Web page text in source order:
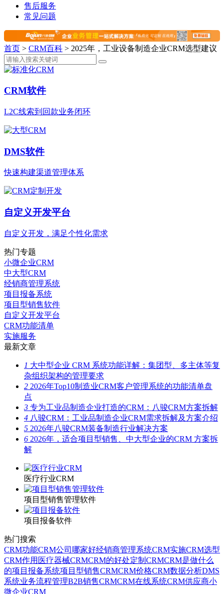
售后服务
常见问题
首页 > CRM百科 > 2025年，工业设备制造企业CRM选型建议
CRM软件
L2C线索到回款业务闭环
DMS软件
快速构建渠道管理体系
自定义开发平台
自定义开发，满足个性化需求
热门专题
小微企业CRM
中大型CRM
经销商管理系统
项目报备系统
项目型销售软件
自定义开发平台
CRM功能清单
实施服务
最新文章
1 大中型企业 CRM 系统功能详解：集团型、多主体等复
杂组织架构的管理要求
2 2026年Top10制造业CRM客户管理系统的功能清单盘
点
3 专为工业品制造企业打造的CRM：八骏CRM方案拆解
4 八骏CRM：工业品制造企业CRM需求拆解及方案介绍
5 2026年八骏CRM装备制造行业解决方案
6 2026年，适合项目型销售、中大型企业的CRM 方案拆
解
医疗行业CRM
项目型销售管理软件
项目报备软件
热门搜索
CRM功能CRM公司哪家好经销商管理系统CRM实施CRM选型
CRM作用 医疗器械CRMCRM的好处定制CRMCRM是做什么
的项目报备系统项目型销售CRMCRM价格CRM数据分析DMS
系统业务流程管理B2B销售CRMCRM在线系统CRM供应商小
微企业CRM